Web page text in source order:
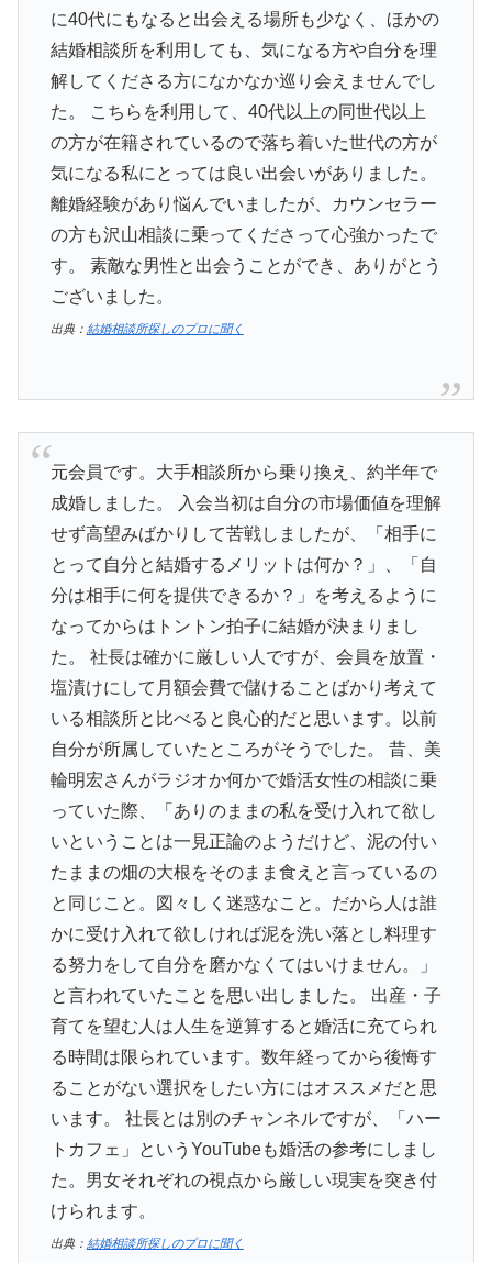
に40代にもなると出会える場所も少なく、ほかの
結婚相談所を利用しても、気になる方や自分を理
解してくださる方になかなか巡り会えませんでし
た。 こちらを利用して、40代以上の同世代以上
の方が在籍されているので落ち着いた世代の方が
気になる私にとっては良い出会いがありました。
離婚経験があり悩んでいましたが、カウンセラー
の方も沢山相談に乗ってくださって心強かったで
す。 素敵な男性と出会うことができ、ありがとう
ございました。
出典： 結婚相談所探しのプロに聞く
元会員です。大手相談所から乗り換え、約半年で
成婚しました。 入会当初は自分の市場価値を理解
せず高望みばかりして苦戦しましたが、「相手に
とって自分と結婚するメリットは何か？」、「自
分は相手に何を提供できるか？」を考えるように
なってからはトントン拍子に結婚が決まりまし
た。 社長は確かに厳しい人ですが、会員を放置・
塩漬けにして月額会費で儲けることばかり考えて
いる相談所と比べると良心的だと思います。以前
自分が所属していたところがそうでした。 昔、美
輪明宏さんがラジオか何かで婚活女性の相談に乗
っていた際、「ありのままの私を受け入れて欲し
いということは一見正論のようだけど、泥の付い
たままの畑の大根をそのまま食えと言っているの
と同じこと。図々しく迷惑なこと。だから人は誰
かに受け入れて欲しければ泥を洗い落とし料理す
る努力をして自分を磨かなくてはいけません。」
と言われていたことを思い出しました。 出産・子
育てを望む人は人生を逆算すると婚活に充てられ
る時間は限られています。数年経ってから後悔す
ることがない選択をしたい方にはオススメだと思
います。 社長とは別のチャンネルですが、「ハー
トカフェ」というYouTubeも婚活の参考にしまし
た。男女それぞれの視点から厳しい現実を突き付
けられます。
出典： 結婚相談所探しのプロに聞く